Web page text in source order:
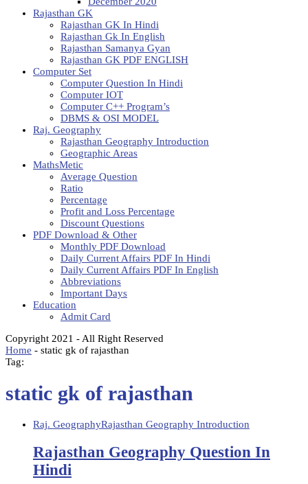
Rajasthan GK
Rajasthan GK In Hindi
Rajasthan Gk In English
Rajasthan Samanya Gyan
Rajasthan GK PDF ENGLISH
Computer Set
Computer Question In Hindi
Computer IOT
Computer C++ Program’s
DBMS & OSI MODEL
Raj. Geography
Rajasthan Geography Introduction
Geographic Areas
MathsMetic
Average Question
Ratio
Percentage
Profit and Loss Percentage
Discount Questions
PDF Download & Other
Monthly PDF Download
Daily Current Affairs PDF In Hindi
Daily Current Affairs PDF In English
Abbreviations
Important Days
Education
Admit Card
Copyright 2021 - All Right Reserved
Home - static gk of rajasthan
Tag:
static gk of rajasthan
Raj. GeographyRajasthan Geography Introduction
Rajasthan Geography Question In
Hindi